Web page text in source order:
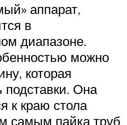
аппарат,
в
диапазоне.
можно
которая
подставки. Она
к краю стола
самым пайка труб